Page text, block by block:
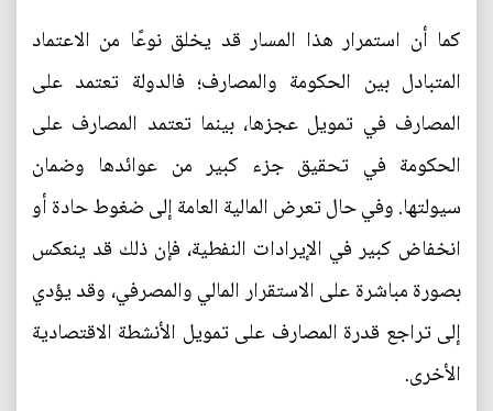
كما أن استمرار هذا المسار قد يخلق نوعًا من الاعتماد
المتبادل بين الحكومة والمصارف؛ فالدولة تعتمد على
المصارف في تمويل عجزها، بينما تعتمد المصارف على
الحكومة في تحقيق جزء كبير من عوائدها وضمان
سيولتها. وفي حال تعرض المالية العامة إلى ضغوط حادة أو
انخفاض كبير في الإيرادات النفطية، فإن ذلك قد ينعكس
بصورة مباشرة على الاستقرار المالي والمصرفي، وقد يؤدي
إلى تراجع قدرة المصارف على تمويل الأنشطة الاقتصادية
الأخرى.